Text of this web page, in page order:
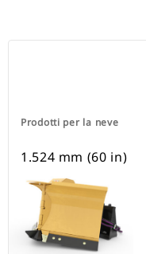
Prodotti per la neve
1.524 mm (60 in)